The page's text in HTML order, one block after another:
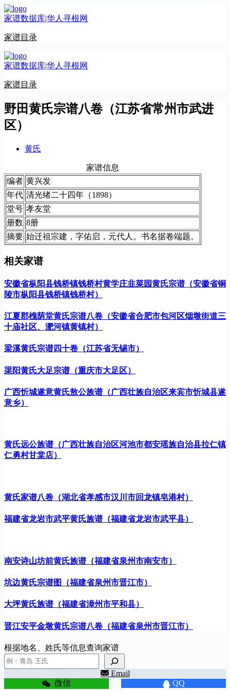
跳
至
容
家谱数据库|华人寻根网
家谱目录
家谱数据库|华人寻根网
家谱目录
野田黄氏宗谱八卷（江苏省常州市武进
区）
黄氏
家谱信息
编者 黄兴发
年代 清光绪二十四年（1898）
堂号 孝友堂
册数 8册
摘要 始迁祖宗建，字佑启，元代人。书名据卷端题。
相关家谱
安徽省枞阳县钱桥镇钱桥村黄学庄韭菜园黄氏宗谱（安徽省铜
陵市枞阳县钱桥镇钱桥村）
江夏郡槐荫堂黄氏宗谱八卷（安徽省合肥市包河区烟墩街道三
十庙社区、淝河镇黄镇村）
梁溪黄氏宗谱四十卷（江苏省无锡市）
渠阳黄氏大足宗谱（重庆市大足区）
广西忻城遂意黄氏敖公族谱（广西壮族自治区来宾市忻城县遂
意乡）
黄氏远公族谱（广西壮族自治区河池市都安瑶族自治县拉仁镇
仁勇村甘棠店）
黄氏家谱八卷（湖北省孝感市汉川市回龙镇皂港村）
福建省龙岩市武平黄氏族谱（福建省龙岩市武平县）
南安诗山坊前黄氏族谱（福建省泉州市南安市）
坑边黄氏宗谱图（福建省泉州市晋江市）
大坪黄氏族谱（福建省漳州市平和县）
晋江安平金墩黄氏宗谱八卷（福建省泉州市晋江市）
根据地名、姓氏等信息查询家谱
Email
微信 QQ